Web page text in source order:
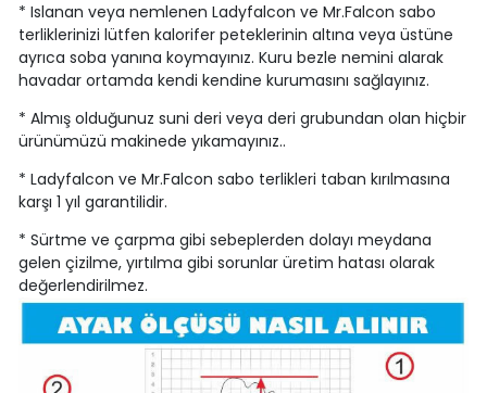
* Islanan veya nemlenen Ladyfalcon ve Mr.Falcon sabo
terliklerinizi lütfen kalorifer peteklerinin altına veya üstüne
ayrıca soba yanına koymayınız. Kuru bezle nemini alarak
havadar ortamda kendi kendine kurumasını sağlayınız.
* Almış olduğunuz suni deri veya deri grubundan olan hiçbir
ürünümüzü makinede yıkamayınız..
* Ladyfalcon ve Mr.Falcon sabo terlikleri taban kırılmasına
karşı 1 yıl garantilidir.
* Sürtme ve çarpma gibi sebeplerden dolayı meydana
gelen çizilme, yırtılma gibi sorunlar üretim hatası olarak
değerlendirilmez.